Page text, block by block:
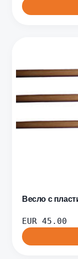
Весло с
EUR 45.00